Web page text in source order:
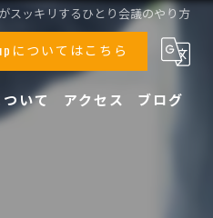
スッキリするひとり会議のやり方
についてはこちら
いて アクセス ブログ